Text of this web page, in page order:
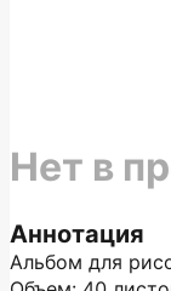
Аннотация
Альбом для
Нет в